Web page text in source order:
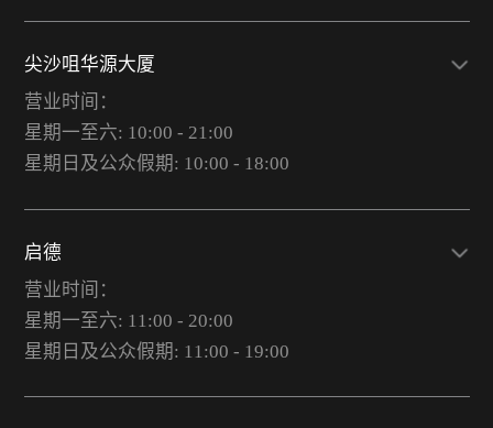
尖沙咀华源大厦
营业时间：
星期一至六: 10:00 - 21:00
星期日及公众假期: 10:00 - 18:00
启德
营业时间：
星期一至六: 11:00 - 20:00
星期日及公众假期: 11:00 - 19:00